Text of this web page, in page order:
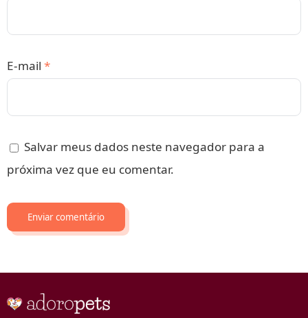
E-mail *
Salvar meus dados neste navegador para a
próxima vez que eu comentar.